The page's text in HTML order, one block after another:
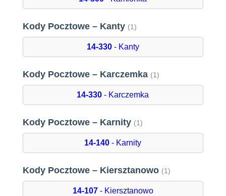
Kody Pocztowe – Kanty (1)
14-330- Kanty
Kody Pocztowe – Karczemka (1)
14-330 - Karczemka
Kody Pocztowe – Karnity (1)
14-140 - Karnity
Kody Pocztowe – Kiersztanowo (1)
14-107- Kiersztanowo